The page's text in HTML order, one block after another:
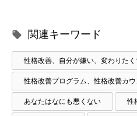
関連キーワード
性格改善、自分が嫌い、変わりた
性格改善プログラム、性格改善カ
あなたはなにも悪くない 性